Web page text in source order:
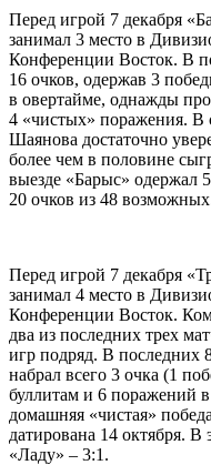
Перед игрой 7 декабря
занимал 3 место в
Конференции Восток. В
16 очков, одержав 3
в овертайме, однажды
4 «чистых» поражения. В
Шаянова достаточно
более чем в половине
выезде «Барыс» одержал
20 очков из 48
Перед игрой 7 декабря
занимал 4 место в
Конференции Восток.
два из последних трех
игр подряд. В последних
набрал всего 3 очка (1
буллитам и 6 поражений
домашняя «чистая»
датирована 14 октября. В
«Ладу» – 3:1.